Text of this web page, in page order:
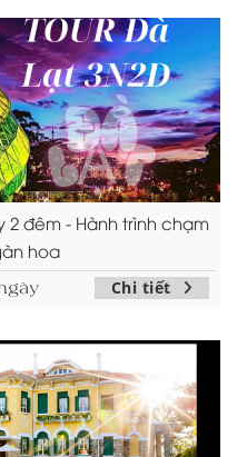
2 đêm - Hành trình chạm
hoa
Chi tiết